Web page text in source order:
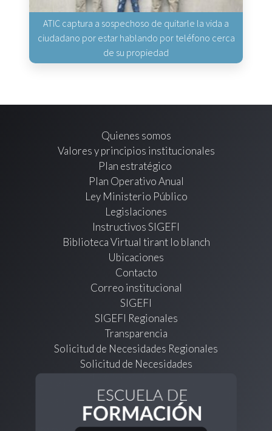
ATIC captura a sospechoso de quitarle la vida a
ciudadano por estar hablando por teléfono cerca
de su propiedad
Quienes somos
Valores y principios institucionales
Plan estratégico
Plan Operativo Anual
Ley Ministerio Público
Legislaciones
Instructivos SIGEFI
Biblioteca Virtual tirant lo blanch
Ubicaciones
Contacto
Correo institucional
SIGEFI
SIGEFI Regionales
Transparencia
Solicitud de Necesidades Regionales
Solicitud de Necesidades